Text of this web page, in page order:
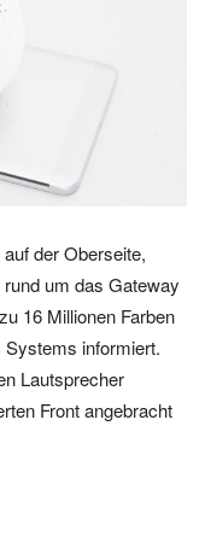
der Oberseite,
um das Gateway
16 Millionen Farben
Systems informiert.
Lautsprecher
Front angebracht